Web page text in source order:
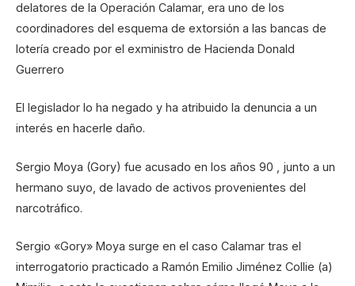
delatores de la Operación Calamar, era uno de los
coordinadores del esquema de extorsión a las bancas de
lotería creado por el exministro de Hacienda Donald
Guerrero
El legislador lo ha negado y ha atribuido la denuncia a un
interés en hacerle daño.
Sergio Moya (Gory) fue acusado en los años 90 , junto a un
hermano suyo, de lavado de activos provenientes del
narcotráfico.
Sergio «Gory» Moya surge en el caso Calamar tras el
interrogatorio practicado a Ramón Emilio Jiménez Collie (a)